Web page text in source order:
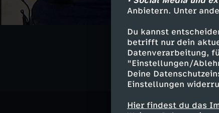
Anbietern. Unter
Du kannst
betrifft nur dein
Datenverarbeitung,
"Einstellungen/
Deine
Einstellungen
Hier findest du das
Politik